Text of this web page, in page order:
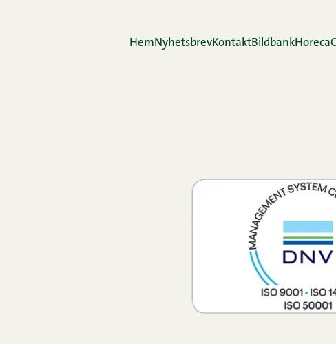
HemNyhetsbrevKontaktBildbankHoreca